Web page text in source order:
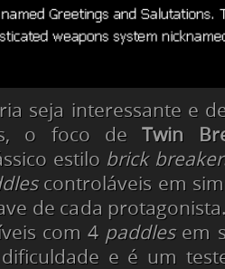
seja interessante e
o foco deTwin
estilo brick breaker
controláveis em
de cada
com 4 paddlesem
e é um